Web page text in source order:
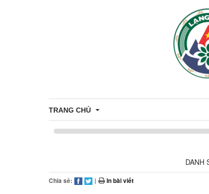
TRANG CHỦ
Thông tin chung
DANH
Chia sẻ: | In bài viết